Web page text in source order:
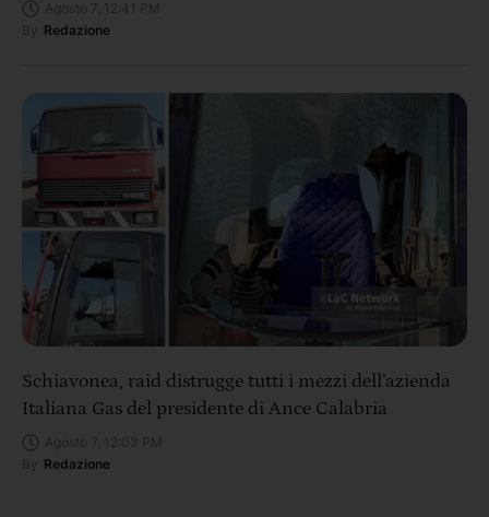
Redazione
Schiavonea, raid distrugge tutti i mezzi dell’azienda
Italiana Gas del presidente di Ance Calabria
Redazione